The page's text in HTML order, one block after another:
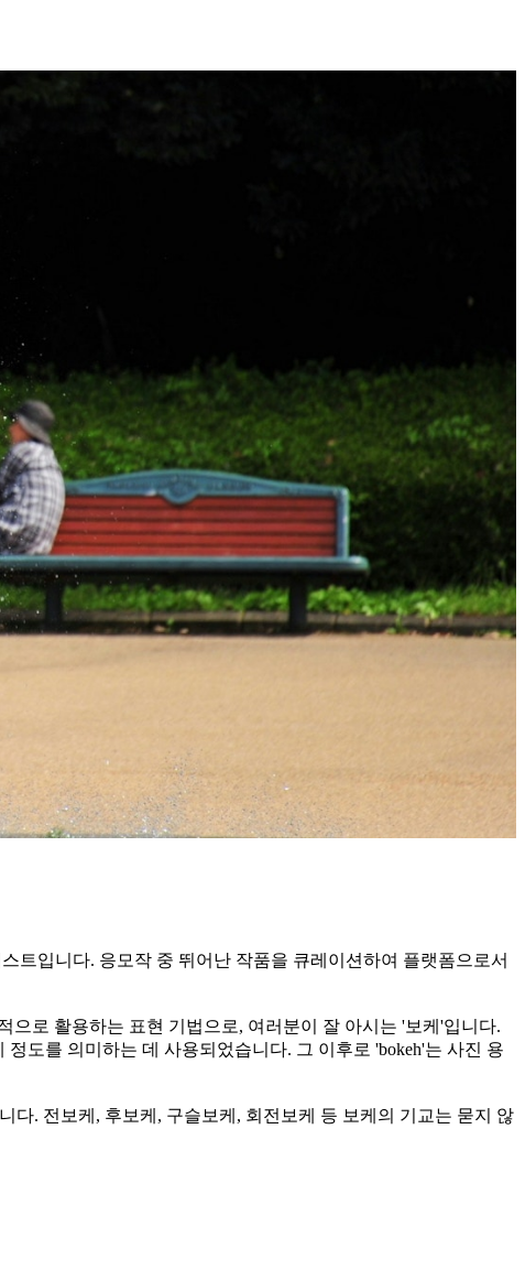
트입니다. 응모작 중 뛰어난 작품을 큐레이션하여 플랫폼으로서
으로 활용하는 표현 기법으로, 여러분이 잘 아시는 '보케'입니다.
도를 의미하는 데 사용되었습니다. 그 이후로 'bokeh'는 사진 용
다. 전보케, 후보케, 구슬보케, 회전보케 등 보케의 기교는 묻지 않